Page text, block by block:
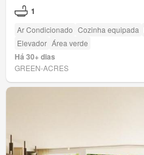
1
Ar Condicionado Cozinha equipada
Elevador Área verde
Há 30+ dias
GREEN-ACRES